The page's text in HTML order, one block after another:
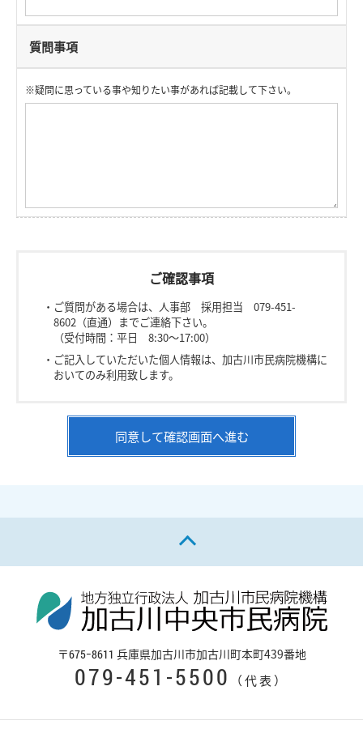
質問事項
※疑問に思っている事や知りたい事があれば記載して下さい。
ご確認事項
・ご質問がある場合は、人事部 採用担当 079-451-
8602（直通）までご連絡下さい。
（受付時間：平日 8:30～17:00）
・ご記入していただいた個人情報は、加古川市民病院機構に
おいてのみ利用致します。
同意して確認画面へ進む
〒675−8611 兵庫県加古川市加古川町本町439番地
079-451-5500 （代表）